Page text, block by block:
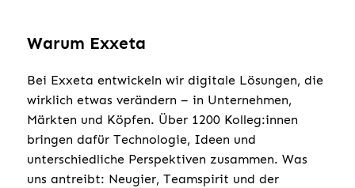
Warum Exxeta
Bei Exxeta entwickeln wir digitale Lösungen, die
wirklich etwas verändern – in Unternehmen,
Märkten und Köpfen. Über 1200 Kolleg:innen
bringen dafür Technologie, Ideen und
unterschiedliche Perspektiven zusammen. Was
uns antreibt: Neugier, Teamspirit und der